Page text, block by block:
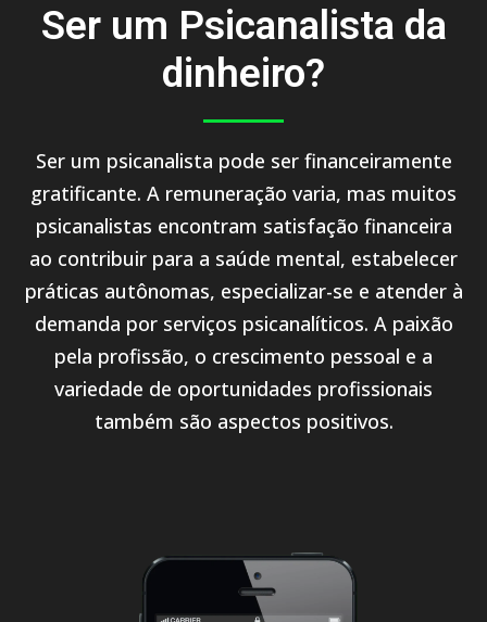
Ser um Psicanalista da
dinheiro?
Ser um psicanalista pode ser financeiramente
gratificante. A remuneração varia, mas muitos
psicanalistas encontram satisfação financeira
ao contribuir para a saúde mental, estabelecer
práticas autônomas, especializar-se e atender à
demanda por serviços psicanalíticos. A paixão
pela profissão, o crescimento pessoal e a
variedade de oportunidades profissionais
também são aspectos positivos.